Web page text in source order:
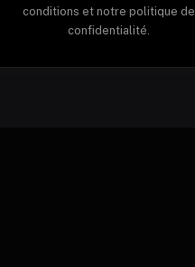
conditions et notre politique de
confidentialité.